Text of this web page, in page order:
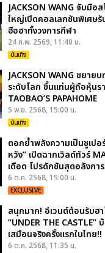
JACKSON WANG จับมื
ใหญ่เปิดคอลเลกชันพิเศษรั
ฮือฮาทั้งวงการกีฬา
24 ก.พ. 2569, 11:40 น.
บันเทิง
JACKSON WANG ขยาย
ระดับโลก ขึ้นแท่นผู้ถือหุ้นร
TAOBAO’S PAPAHOME
5 พ.ย. 2568, 15:00 น.
บันเทิง
ตอกย้ำพลังความเป็นซูเปอ
หวัง” เปิดฉากเวิลด์ทัวร์
เดือด โปรดักชันสุดอลังกา
6 ต.ค. 2568, 15:00 น.
EXCLUSIVE
สนุกมาก! อีเวนต์ต้อนรับฮ
“UNDER THE
เสมือนจริงครั้งแรกในไทย!!
6 ต.ค. 2568, 11:35 น.